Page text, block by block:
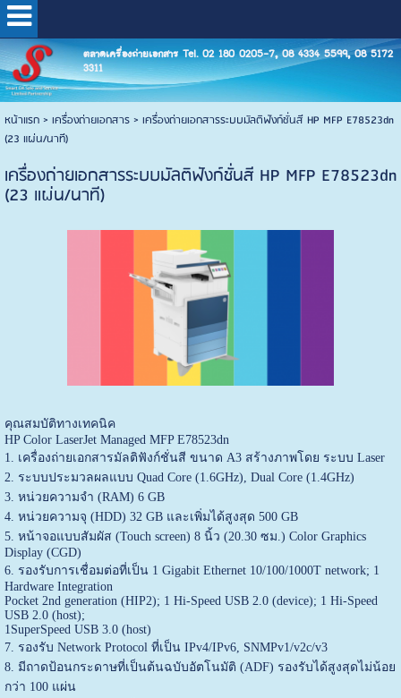
ตลาดเครื่องถ่ายเอกสาร Tel. 02 180 0205-7, 08 4334 5599, 08 5172
3311
หน้าแรก> เครื่องถ่ายเอกสาร> เครื่องถ่ายเอกสารระบบมัลติฟังก์ชั่นสี HP MFP E78523dn
(23 แผ่น/นาที)
เครื่องถ่ายเอกสารระบบมัลติฟังก์ชั่นสี HP MFP E78523dn
(23 แผ่น/นาที)
คุณสมบัติทางเทคนิค
HP Color LaserJet Managed MFP E78523dn
1. เครื่องถ่ายเอกสารมัลติฟังก์ชั่นสี ขนาด A3 สร้างภาพโดย ระบบ Laser
2. ระบบประมวลผลแบบ Quad Core (1.6GHz), Dual Core (1.4GHz)
3. หน่วยความจำ (RAM) 6 GB
4. หน่วยความจุ (HDD) 32 GB และเพิ่มได้สูงสุด 500 GB
5. หน้าจอแบบสัมผัส (Touch screen) 8 นิ้ว (20.30 ซม.) Color Graphics
Display (CGD)
6. รองรับการเชื่อมต่อที่เป็น 1 Gigabit Ethernet 10/100/1000T network; 1
Hardware Integration
Pocket 2nd generation (HIP2); 1 Hi-Speed USB 2.0 (device); 1 Hi-Speed
USB 2.0 (host);
1SuperSpeed USB 3.0 (host)
7. รองรับ Network Protocol ที่เป็น IPv4/IPv6, SNMPv1/v2c/v3
8. มีถาดป้อนกระดาษที่เป็นต้นฉบับอัตโนมัติ (ADF) รองรับได้สูงสุดไม่น้อย
กว่า 100 แผ่น